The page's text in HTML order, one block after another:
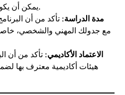
يمكن أن يكون الاختيار المثالي لك.
مدة الدراسة: تأكد من أن
مع جدولك المهني والشخصي،
الاعتماد الأكاديمي: تأكد من أن
هيئات أكاديمية معترف بها